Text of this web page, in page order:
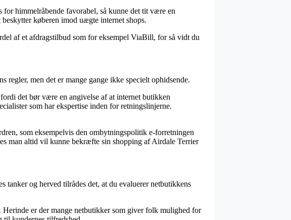
for himmelråbende favorabel, så kunne det tit være en
køberen imod uægte internet shops.
af et afdragstilbud som for eksempel ViaBill, for så vidt du
men det er mange gange ikke specielt ophidsende.
det bør være en angivelse af at internet butikken
som har ekspertise inden for retningslinjerne.
som eksempelvis den ombytningspolitik e-forretningen
man altid vil kunne bekræfte sin shopping af Airdale Terrier
og herved tilrådes det, at du evaluerer netbutikkens
er der mange netbutikker som giver folk mulighed for